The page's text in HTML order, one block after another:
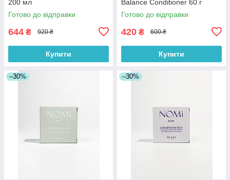
200 мл
Готово до відправки
644 ₴ 920 ₴
Купити
Balance Conditioner 60 г
Готово до відправки
420 ₴ 600 ₴
Купити
–30% –30%